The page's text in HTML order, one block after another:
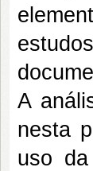
A
nesta
uso